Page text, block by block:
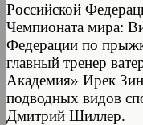
Российской
Чемпионата мира:
Федерации по
главный тренер
Академия» Ирек
подводных видов
Дмитрий Шиллер.